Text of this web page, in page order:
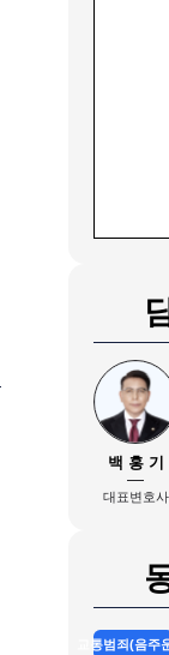
백 홍 기
대표변호사
교통범죄(음주